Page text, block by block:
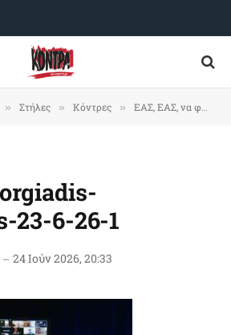
» Στήλες » Κόντρες » ΕΑΣ, ΕΑΣ, να φύγει ο κερατάς…
23-6-26-1
24 Ιούν 2026, 20:33